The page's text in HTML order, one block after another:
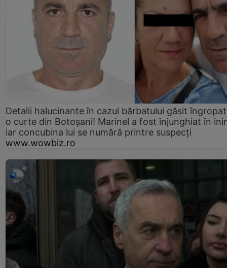
Detalii halucinante în cazul bărbatului găsit
o curte din Botoșani! Marinel a fost înjunghiat în
iar concubina lui se numără printre suspecți
www.wowbiz.ro